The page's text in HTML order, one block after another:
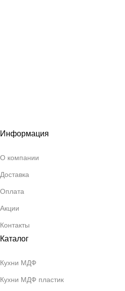
Информация
О компании
Доставка
Оплата
Акции
Контакты
Каталог
Кухни МДФ
Кухни МДФ пластик